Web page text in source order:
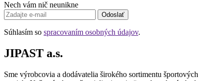
Nech vám nič neunikne
Odoslať
Súhlasím so spracovaním osobných údajov.
JIPAST a.s.
Sme výrobcovia a dodávatelia širokého sortimentu športových